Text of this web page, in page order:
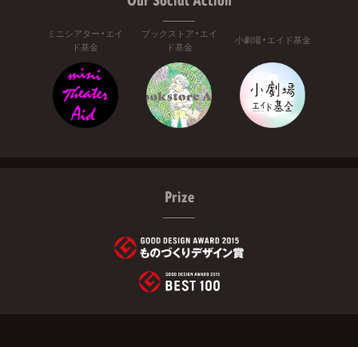
ミニシアター・エイ
ド基金
ブックストア・エイ
ド基金
小劇場・エイド基金
Prize